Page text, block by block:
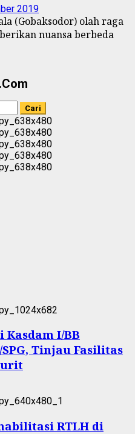
2019
(Gobaksodor) olah raga
nuansa berbeda
I/BB
Tinjau Fasilitas
RTLH di